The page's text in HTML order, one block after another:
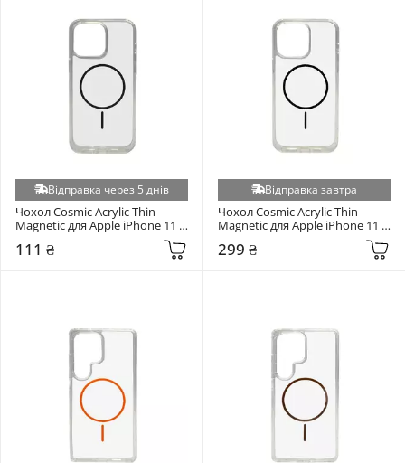
Відправка через 5 днів
Чохол Cosmic Acrylic Thin
Magnetic для Apple iPhone 11
111 ₴
Відправка завтра
Чохол Cosmic Acrylic Thin
Magnetic для Apple iPhone 11
299 ₴